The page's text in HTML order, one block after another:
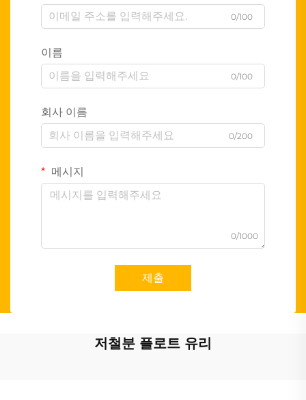
0/100
이름
0/100
회사 이름
0/200
메시지
0/1000
제출
저철분 플로트 유리